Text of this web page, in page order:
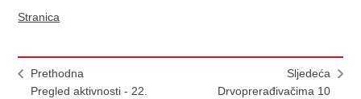
Stranica
Prethodna
Pregled aktivnosti - 22.
Sljedeća
Drvoprerađivačima 10